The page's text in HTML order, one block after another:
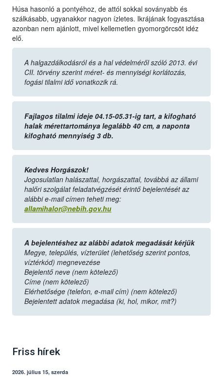
Húsa hasonló a pontyéhoz, de attól sokkal soványabb és
szálkásabb, ugyanakkor nagyon ízletes. Ikrájának fogyasztása
azonban nem ajánlott, mivel kellemetlen gyomorgörcsöt idéz
elő.
A halgazdálkodásról és a hal védelméről szóló 2013. évi
CII. törvény szerint méret- és mennyiségi korlátozás,
fogási tilalmi idő vonatkozik rá.
Fajlagos tilalmi ideje 04.15-05.31-ig tart, a kifogható
halak mérettartománya legalább 40 cm, a naponta
kifogható mennyiség 3 db.
Kedves Horgászok!
Jogosulatlan halászattal, horgászattal, továbbá az állami
halőri szolgálat feladatvégzését érintő bejelentését az
alábbi e-mail címen teheti meg:
allamihalor@nebih.gov.hu
A bejelentéshez az alábbi adatok megadását kérjük
Megye, település, vízterület (lehetőség szerint pontos,
víztérkód) megnevezése
Bejelentő neve (nem kötelező)
Címe (nem kötelező)
Elérhetősége (telefon, e-mail cím) (nem kötelező)
Bejelentett adatok megadása (ki, hol, mikor, mit?)
Friss hírek
2026. július 15, szerda